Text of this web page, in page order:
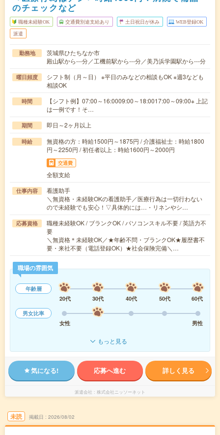
のチェックなど
職種未経験OK 交通費別途支給あり 土日祝日が休み WEB登録OK
派遣
勤務地
茨城県ひたちなか市
殿山駅から---分／工機前駅から---分／美乃浜学園駅から---分
曜日頻度
シフト制（月～日） ※平日のみなどの相談もOK ※週3なども
相談OK
時間
【シフト例】07:00～16:0009:00～18:0017:00～09:00※ 上記
は一例です！そ…
期間 即日～2ヶ月以上
時給
無資格の方：時給1500円～1875円 / 介護福祉士：時給1800
円～2250円 / 初任者以上：時給1600円～2000円
交通費
全額支給
仕事内容
看護助手
＼無資格・未経験OKの看護助手／医療行為は一切行わない
ので未経験でも安心！▽具体的には…・リネンやシ…
応募資格
職種未経験OK / ブランクOK / パソコンスキル不要 / 英語力不
要
＼無資格＊未経験OK／★年齢不問・ブランクOK★履歴書不
要・来社不要（電話登録OK）★社会保険完備＼…
職場の雰囲気
年齢層
20代
30代 40代 50代
60代
男女比率
女性
男性
もっと見る
気になる! 応募へ進む 詳しく見る
派遣会社 株式会社ニッソーネット
未読 掲載日 2026/08/02